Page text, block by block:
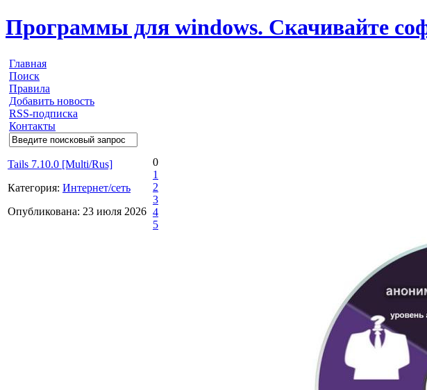
Программы для windows. Скачивайте
Главная
Поиск
Правила
Добавить новость
RSS-подписка
Контакты
Tails 7.10.0 [Multi/Rus]
Категория: Интернет/сеть
Опубликована: 23 июля 2026
0
1
2
3
4
5